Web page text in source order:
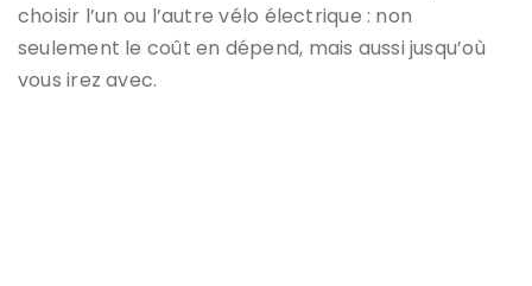
choisir l’un ou l’autre vélo électrique : non
seulement le coût en dépend, mais aussi jusqu’où
vous irez avec.